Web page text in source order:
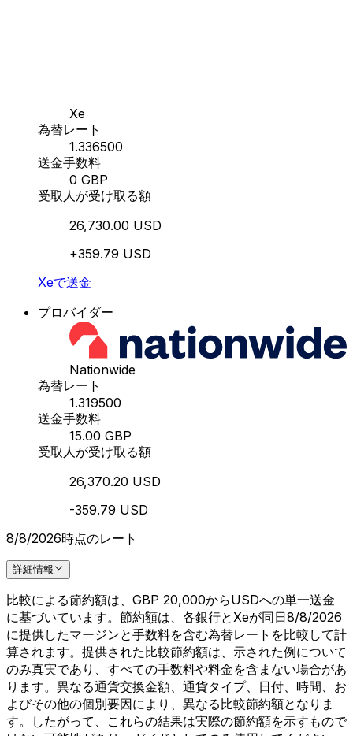
Xe
為替レート
1.336500
送金手数料
0 GBP
受取人が受け取る額
26,730.00 USD
+359.79 USD
Xeで送金
プロバイダー
Nationwide
為替レート
1.319500
送金手数料
15.00 GBP
受取人が受け取る額
26,370.20 USD
-359.79 USD
8/8/2026時点のレート
詳細情報
比較による節約額は、GBP 20,000からUSDへの単一送金
に基づいています。節約額は、各銀行とXeが同日8/8/2026
に提供したマージンと手数料を含む為替レートを比較して計
算されます。提供された比較節約額は、示された例について
のみ真実であり、すべての手数料や料金を含まない場合があ
ります。異なる通貨交換金額、通貨タイプ、日付、時間、お
よびその他の個別要因により、異なる比較節約額となりま
す。したがって、これらの結果は実際の節約額を示すもので